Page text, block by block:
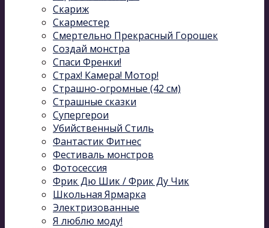
Скариж
Скарместер
Смертельно Прекрасный Горошек
Создай монстра
Спаси Френки!
Страх! Камера! Мотор!
Страшно-огромные (42 см)
Страшные сказки
Супергерои
Убийственный Стиль
Фантастик Фитнес
Фестиваль монстров
Фотосессия
Фрик Дю Шик / Фрик Ду Чик
Школьная Ярмарка
Электризованные
Я люблю моду!